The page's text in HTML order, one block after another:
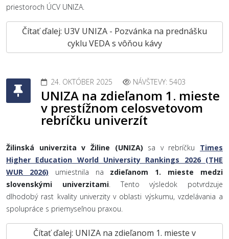
priestoroch ÚCV UNIZA.
Čítať ďalej: U3V UNIZA - Pozvánka na prednášku
cyklu VEDA s vôňou kávy
24. OKTÓBER 2025 NÁVŠTEVY: 5403
UNIZA na zdieľanom 1. mieste
v prestížnom celosvetovom
rebríčku univerzít
Žilinská univerzita v Žiline (UNIZA) sa v rebríčku Times
Higher Education World University Rankings 2026 (THE
WUR 2026) umiestnila na zdieľanom 1. mieste medzi
slovenskými univerzitami. Tento výsledok potvrdzuje
dlhodobý rast kvality univerzity v oblasti výskumu, vzdelávania a
spolupráce s priemyseľnou praxou.
Čítať ďalej: UNIZA na zdieľanom 1. mieste v